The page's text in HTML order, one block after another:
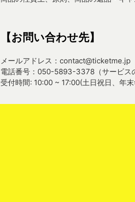
【お問い合わせ先】
メールアドレス：contact@ticketme.jp
電話番号：050-5893-3378（サービス
受付時間: 10:00 ~ 17:00(土日祝日、年